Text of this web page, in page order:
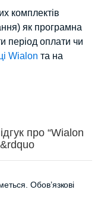
комплектів
як програмна
період оплати чи
Wialon та на
про “Wialon
Обов’язкові